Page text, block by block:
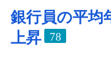
銀行員の平均
上昇
78